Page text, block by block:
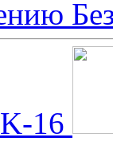
16